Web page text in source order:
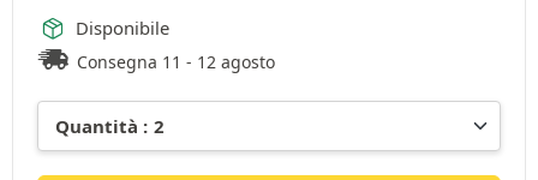
Disponibile
Consegna 11 - 12 agosto